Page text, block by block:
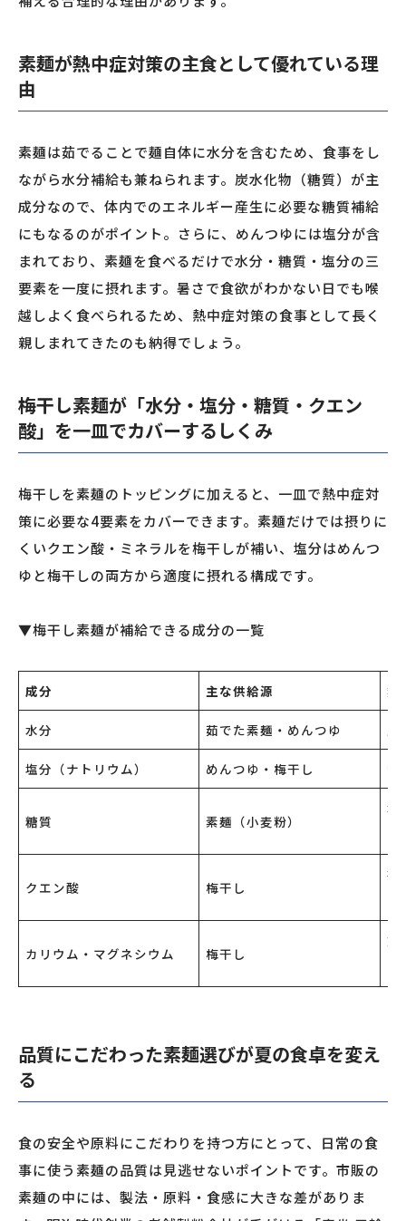
素麺が熱中症対策の主食として優れている理
由
素麺は茹でることで麺自体に水分を含むため、食事をし
ながら水分補給も兼ねられます。炭水化物（糖質）が主
成分なので、体内でのエネルギー産生に必要な糖質補給
にもなるのがポイント。さらに、めんつゆには塩分が含
まれており、素麺を食べるだけで水分・糖質・塩分の三
要素を一度に摂れます。暑さで食欲がわかない日でも喉
越しよく食べられるため、熱中症対策の食事として長く
親しまれてきたのも納得でしょう。
梅干し素麺が「水分・塩分・糖質・クエン
酸」を一皿でカバーするしくみ
梅干しを素麺のトッピングに加えると、一皿で熱中症対
策に必要な4要素をカバーできます。素麺だけでは摂りに
くいクエン酸・ミネラルを梅干しが補い、塩分はめんつ
ゆと梅干しの両方から適度に摂れる構成です。
▼梅干し素麺が補給できる成分の一覧
成分 主な供給源 熱
水分 茹でた素麺・めんつゆ 脱
塩分（ナトリウム） めんつゆ・梅干し
糖質 素麺（小麦粉）
水
クエン酸 梅干し
疲
カリウム・マグネシウム 梅干し
筋
品質にこだわった素麺選びが夏の食卓を変え
る
食の安全や原料にこだわりを持つ方にとって、日常の食
事に使う素麺の品質は見逃せないポイントです。市販の
素麺の中には、製法・原料・食感に大きな差がありま